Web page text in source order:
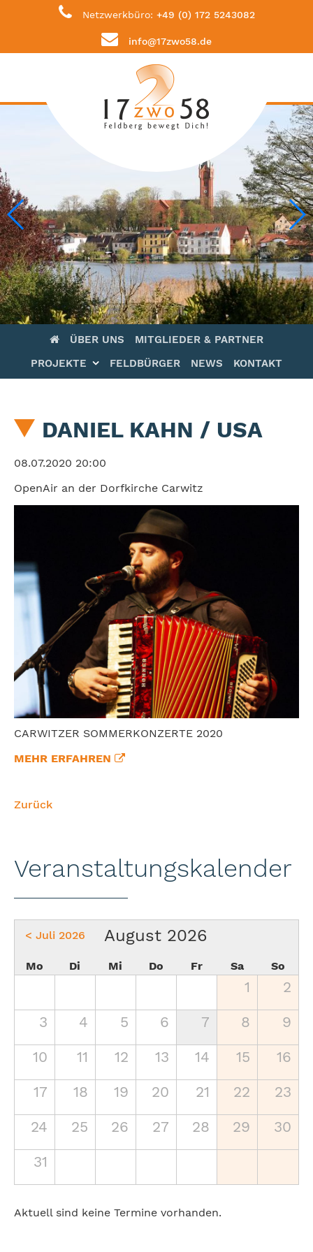
Netzwerkbüro: +49 (0) 172 5243082
info@17zwo58.de
ÜBER UNS
MITGLIEDER & PARTNER
PROJEKTE
FELDBÜRGER NEWS KONTAKT
DANIEL KAHN / USA
08.07.2020 20:00
OpenAir an der Dorfkirche Carwitz
CARWITZER SOMMERKONZERTE 2020
MEHR ERFAHREN
Zurück
Veranstaltungskalender
< Juli 2026 August 2026
Mo Di Mi Do Fr Sa So
1
2
3
4 5 6 7 8
9
10
11 12 13 14 15
16
17
18 19 20 21 22
23
24
25 26 27 28 29
30
31
Aktuell sind keine Termine vorhanden.